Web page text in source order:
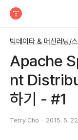
빅데이타 & 머신러닝/
Apache
nt
하기 - #1
Terry Cho 2015. 5.